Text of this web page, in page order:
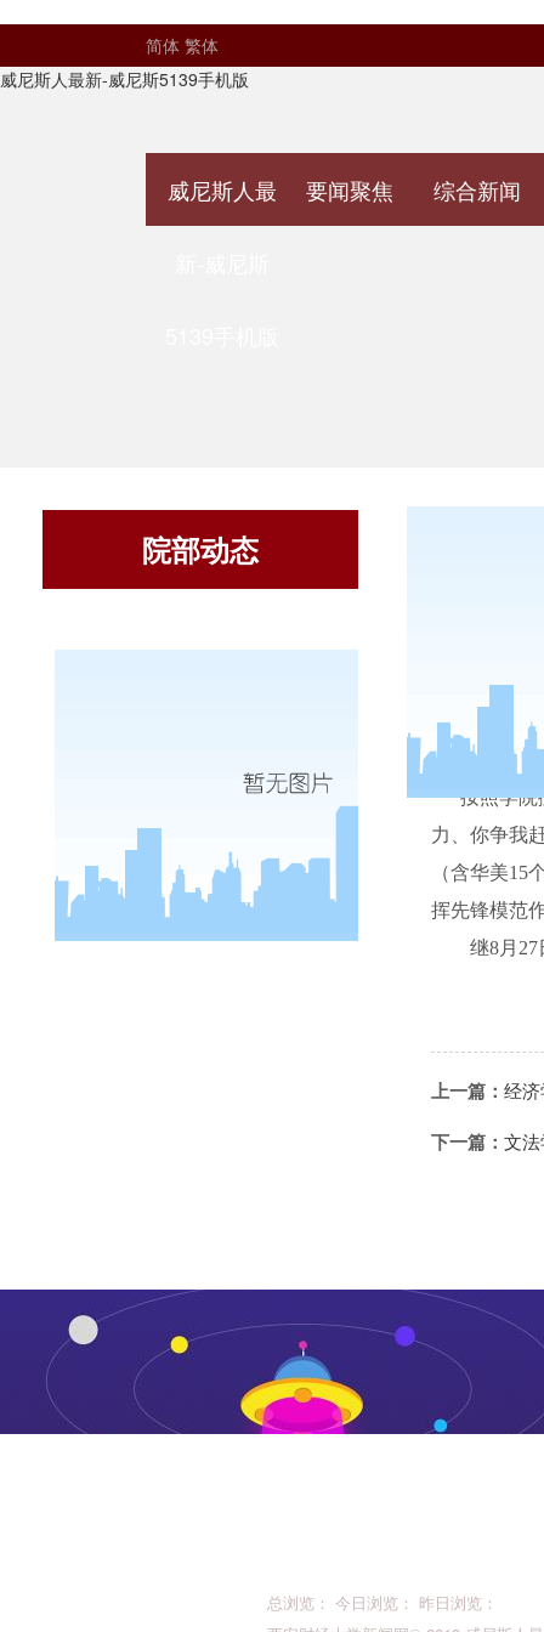
简体 繁体
威尼斯人最新-威尼斯5139手机版
威尼斯人最 要闻聚焦 综合新闻
院部动态
在信息
按照学院
力、你争我
（含华美15
挥先锋模范
继8月 27
上一篇： 经
下一篇： 文
总浏览： 今日浏览： 昨日浏览：